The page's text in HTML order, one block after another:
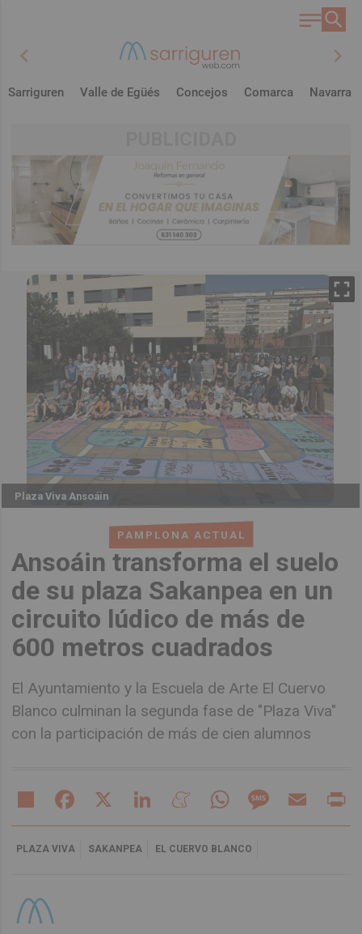
chevron_left chevron_right
Sarriguren Valle de Egüés Concejos Comarca Navarra
PAMPLONA ACTUAL
Ansoáin transforma el suelo
de su plaza Sakanpea en un
circuito lúdico de más de
600 metros cuadrados
El Ayuntamiento y la Escuela de Arte El Cuervo
Blanco culminan la segunda fase de "Plaza Viva"
con la participación de más de cien alumnos
Plaza Viva Ansoáin
Share Facebook LinkedIn MeneameWhatsAppMessageEmail
PLAZA VIVA SAKANPEA EL CUERVO BLANCO